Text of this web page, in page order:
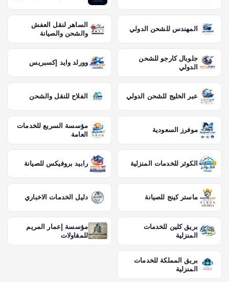
المهندس للشحن الدولي
الساهر لنقل العفش
والشحن والصيانة
جلوبال كارجو للشحن
الدولي
وورلد وايد إكسبريس
عبر الخليج للشحن الدولي الفلاح للنقل والشحن
موفرز السعودية
مؤسسة السريع للخدمات
العامة
الكوثر للخدمات المنزلية رابيد بروفيكس للصيانة
ماستر كينج للصيانة دليل الخدمات الاخباري
بريق كلين للخدمات
المنزلية
مؤسسة إعمار المريم
للمقاولات
بريق المملكة للخدمات
المنزلية